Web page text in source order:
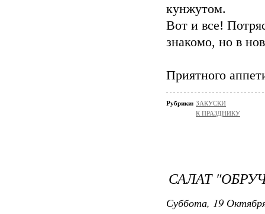
кунжутом.
Вот и все!
знакомо, но в
Приятного
Рубрики: ЗАКУСКИ
К ПРАЗДНИКУ
САЛАТ
Суббота, 19